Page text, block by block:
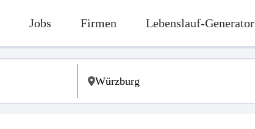
Jobs Firmen Lebenslauf-Generator